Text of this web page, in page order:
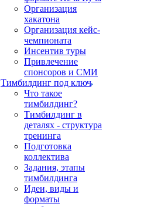
Организация
хакатона
Организация кейс-
чемпионата
Инсентив туры
Привлечение
спонсоров и СМИ
Тимбилдинг под ключ
Что такое
тимбилдинг?
Тимбилдинг в
деталях - структура
тренинга
Подготовка
коллектива
Задания, этапы
тимбилдинга
Идеи, виды и
форматы